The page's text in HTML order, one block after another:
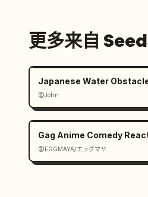
更多来自
Japanese Water
@John
Gag Anime Comedy
@EGGMAYA/エッグマヤ